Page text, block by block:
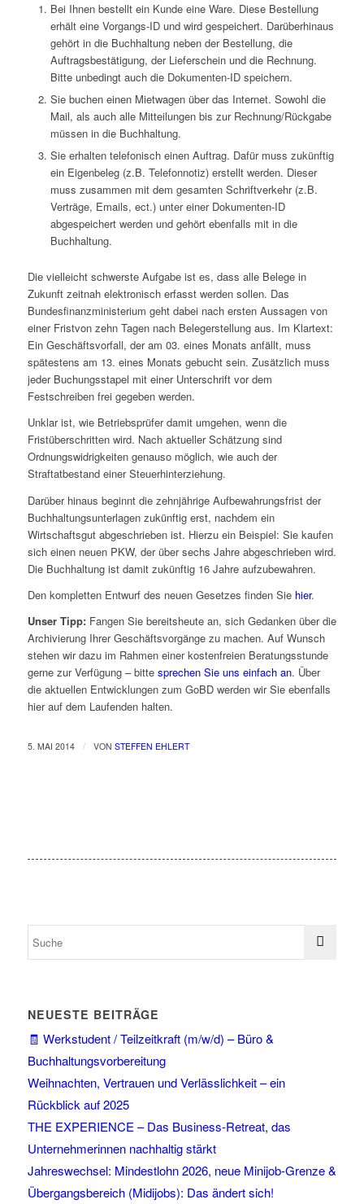
Bei Ihnen bestellt ein Kunde eine Ware. Diese Bestellung
erhält eine Vorgangs-ID und wird gespeichert. Darüberhinaus
gehört in die Buchhaltung neben der Bestellung, die
Auftragsbestätigung, der Lieferschein und die Rechnung.
Bitte unbedingt auch die Dokumenten-ID speichern.
Sie buchen einen Mietwagen über das Internet. Sowohl die
Mail, als auch alle Mitteilungen bis zur Rechnung/Rückgabe
müssen in die Buchhaltung.
Sie erhalten telefonisch einen Auftrag. Dafür muss zukünftig
ein Eigenbeleg (z.B. Telefonnotiz) erstellt werden. Dieser
muss zusammen mit dem gesamten Schriftverkehr (z.B.
Verträge, Emails, ect.) unter einer Dokumenten-ID
abgespeichert werden und gehört ebenfalls mit in die
Buchhaltung.
Die vielleicht schwerste Aufgabe ist es, dass alle Belege in
Zukunft zeitnah elektronisch erfasst werden sollen. Das
Bundesfinanzministerium geht dabei nach ersten Aussagen von
einer Fristvon zehn Tagen nach Belegerstellung aus. Im Klartext:
Ein Geschäftsvorfall, der am 03. eines Monats anfällt, muss
spätestens am 13. eines Monats gebucht sein. Zusätzlich muss
jeder Buchungsstapel mit einer Unterschrift vor dem
Festschreiben frei gegeben werden.
Unklar ist, wie Betriebsprüfer damit umgehen, wenn die
Fristüberschritten wird. Nach aktueller Schätzung sind
Ordnungswidrigkeiten genauso möglich, wie auch der
Straftatbestand einer Steuerhinterziehung.
Darüber hinaus beginnt die zehnjährige Aufbewahrungsfrist der
Buchhaltungsunterlagen zukünftig erst, nachdem ein
Wirtschaftsgut abgeschrieben ist. Hierzu ein Beispiel: Sie kaufen
sich einen neuen PKW, der über sechs Jahre abgeschrieben wird.
Die Buchhaltung ist damit zukünftig 16 Jahre aufzubewahren.
Den kompletten Entwurf des neuen Gesetzes finden Sie hier.
Unser Tipp:Fangen Sie bereitsheute an, sich Gedanken über die
Archivierung Ihrer Geschäftsvorgänge zu machen. Auf Wunsch
stehen wir dazu im Rahmen einer kostenfreien Beratungsstunde
gerne zur Verfügung – bitte sprechen Sie uns einfach an. Über
die aktuellen Entwicklungen zum GoBD werden wir Sie ebenfalls
hier auf dem Laufenden halten.
5. MAI 2014 / VON STEFFEN EHLERT
NEUESTE BEITRÄGE
🧾 Werkstudent / Teilzeitkraft (m/w/d) – Büro &
Buchhaltungsvorbereitung
Weihnachten, Vertrauen und Verlässlichkeit – ein
Rückblick auf 2025
THE EXPERIENCE – Das Business-Retreat, das
Unternehmerinnen nachhaltig stärkt
Jahreswechsel: Mindestlohn 2026, neue Minijob-Grenze &
Übergangsbereich (Midijobs): Das ändert sich!